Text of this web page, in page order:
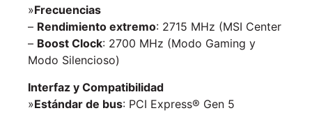
»Frecuencias
– Rendimiento extremo: 2715 MHz (MSI Center
– Boost Clock: 2700 MHz (Modo Gaming y
Modo Silencioso)
Interfaz y Compatibilidad
»Estándar de bus: PCI Express® Gen 5